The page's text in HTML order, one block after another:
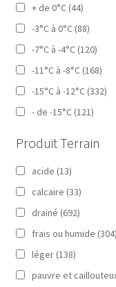
+ de 0°C (44)
-3°C à 0°C (88)
-7°C à -4°C (120)
-11°C à -8°C (168)
-15°C à -12°C (332)
- de -15°C (121)
Produit Terrain
acide (13)
calcaire (33)
drainé (692)
frais ou humide (304)
léger (138)
pauvre et